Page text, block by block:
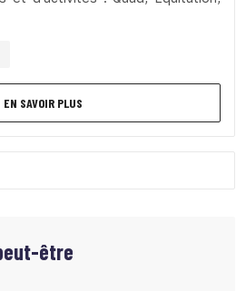
EN SAVOIR PLUS
être